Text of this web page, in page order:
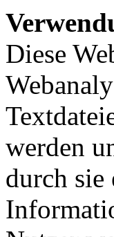
Diese
werden
durch sie